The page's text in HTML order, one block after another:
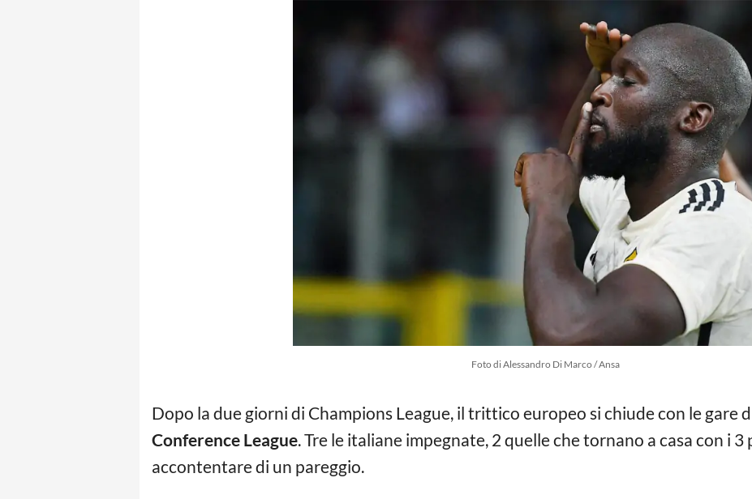
Foto di Alessandro Di Marco / Ansa
Dopo la due giorni di Champions League, il trittico europeo si chiude con le gare
Conference League. Tre le italiane impegnate, 2 quelle che tornano a casa con i
accontentare di un pareggio.